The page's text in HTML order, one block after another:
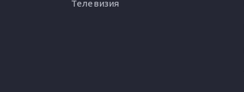
Телевизия